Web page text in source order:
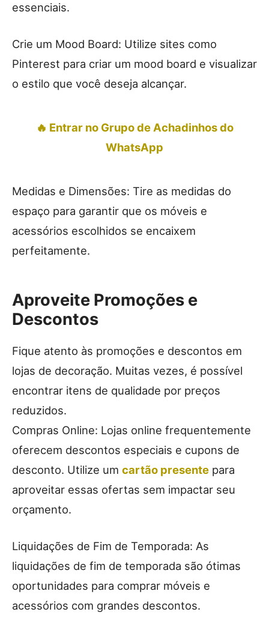
essenciais.
Crie um Mood Board: Utilize sites como
Pinterest para criar um mood board e visualizar
o estilo que você deseja alcançar.
🔥 Entrar no Grupo de Achadinhos do
WhatsApp
Medidas e Dimensões: Tire as medidas do
espaço para garantir que os móveis e
acessórios escolhidos se encaixem
perfeitamente.
Aproveite Promoções e
Descontos
Fique atento às promoções e descontos em
lojas de decoração. Muitas vezes, é possível
encontrar itens de qualidade por preços
reduzidos.
Compras Online: Lojas online frequentemente
oferecem descontos especiais e cupons de
desconto. Utilize um cartão presente para
aproveitar essas ofertas sem impactar seu
orçamento.
Liquidações de Fim de Temporada: As
liquidações de fim de temporada são ótimas
oportunidades para comprar móveis e
acessórios com grandes descontos.